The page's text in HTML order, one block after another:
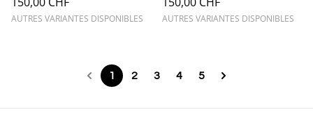
AUTRES VARIANTES DISPONIBLES AUTRES VARIANTES DISPONIBLES
1 2 3 4 5